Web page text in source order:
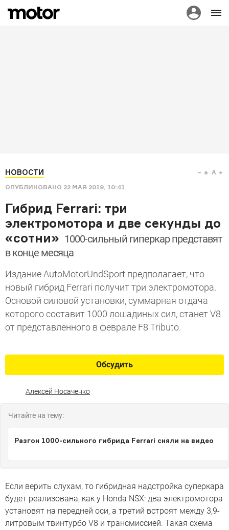
НОВОСТИ
ОПУБЛИКОВАНО 22 МАЯ 2019, 10:41
a A
Гибрид Ferrari: три
электромотора и две секунды до
«сотни» 1000-сильный гиперкар представят
в конце месяца
Издание AutoMotorUndSport предполагает, что
новый гибрид Ferrari получит три электромотора.
Основой силовой установки, суммарная отдача
которого составит 1000 лошадиных сил, станет V8
от представленного в феврале F8 Tributo.
Обсудить
Алексей Носаченко
Читайте на тему:
Разгон 1000-сильного гибрида Ferrari сняли на видео
Если верить слухам, то гибридная надстройка суперкара
будет реализована, как у Honda NSX: два электромотора
установят на передней оси, а третий встроят между 3,9-
литровым твинтурбо V8 и трансмиссией. Такая схема